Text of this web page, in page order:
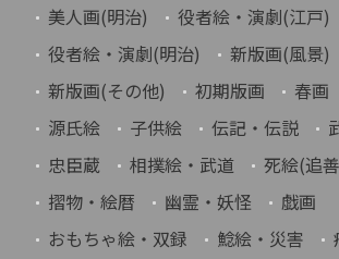
美人画(明治)
役者絵・演劇(江戸)
役者絵・演劇(明治)
新版画(風景)
新版画(その他)
初期版画 春画
源氏絵
子供絵 伝記・伝説
忠臣蔵
相撲絵・武道
死絵(追
摺物・絵暦
幽霊・妖怪
戯画
おもちゃ絵・双録
鯰絵・災害